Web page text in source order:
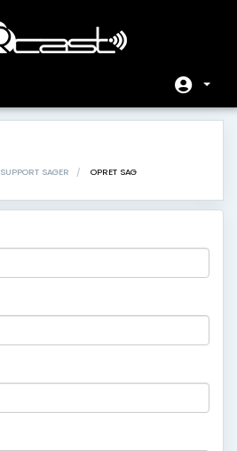
SUPPORT SAGER OPRET SAG